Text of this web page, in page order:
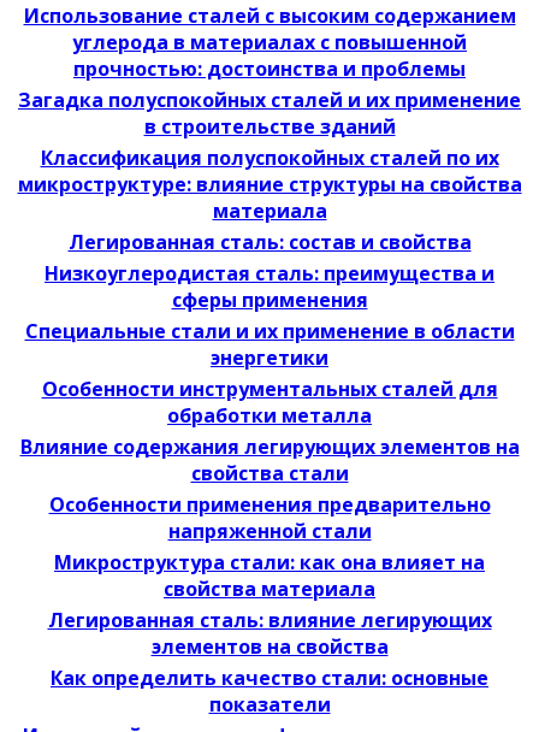
Использование сталей с высоким содержанием
углерода в материалах с повышенной
прочностью: достоинства и проблемы
Загадка полуспокойных сталей и их применение
в строительстве зданий
Классификация полуспокойных сталей по их
микроструктуре: влияние структуры на свойства
материала
Легированная сталь: состав и свойства
Низкоуглеродистая сталь: преимущества и
сферы применения
Специальные стали и их применение в области
энергетики
Особенности инструментальных сталей для
обработки металла
Влияние содержания легирующих элементов на
свойства стали
Особенности применения предварительно
напряженной стали
Микроструктура стали: как она влияет на
свойства материала
Легированная сталь: влияние легирующих
элементов на свойства
Как определить качество стали: основные
показатели